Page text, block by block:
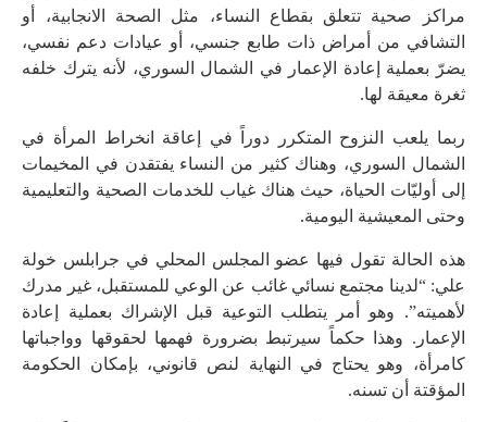
مراكز صحية تتعلق بقطاع النساء، مثل الصحة الانجابية، أو
التشافي من أمراض ذات طابع جنسي، أو عيادات دعم نفسي،
يضرّ بعملية إعادة الإعمار في الشمال السوري، لأنه يترك خلفه
ثغرة معيقة لها.
ربما يلعب النزوح المتكرر دوراً في إعاقة انخراط المرأة في
الشمال السوري، وهناك كثير من النساء يفتقدن في المخيمات
إلى أوليّات الحياة، حيث هناك غياب للخدمات الصحية والتعليمية
وحتى المعيشية اليومية.
هذه الحالة تقول فيها عضو المجلس المحلي في جرابلس خولة
علي: “لدينا مجتمع نسائي غائب عن الوعي للمستقبل، غير مدرك
لأهميته”. وهو أمر يتطلب التوعية قبل الإشراك بعملية إعادة
الإعمار. وهذا حكماً سيرتبط بضرورة فهمها لحقوقها وواجباتها
كامرأة، وهو يحتاج في النهاية لنص قانوني، بإمكان الحكومة
المؤقتة أن تسنه.